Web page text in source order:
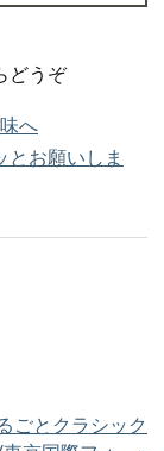
どうぞ
お願いしま
ごとクラシック